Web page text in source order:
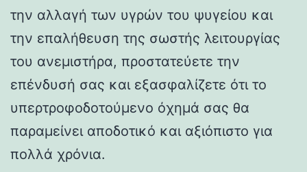
την αλλαγή των υγρών του ψυγείου και
την επαλήθευση της σωστής λειτουργίας
του ανεμιστήρα, προστατεύετε την
επένδυσή σας και εξασφαλίζετε ότι το
υπερτροφοδοτούμενο όχημά σας θα
παραμείνει αποδοτικό και αξιόπιστο για
πολλά χρόνια.